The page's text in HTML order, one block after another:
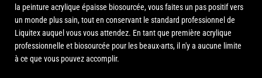
la peinture acrylique épaisse biosourcée, vous faites un pas positif vers
un monde plus sain, tout en conservant le standard professionnel de
Liquitex auquel vous vous attendez. En tant que première acrylique
professionnelle et biosourcée pour les beaux-arts, il n'y a aucune limite
à ce que vous pouvez accomplir.